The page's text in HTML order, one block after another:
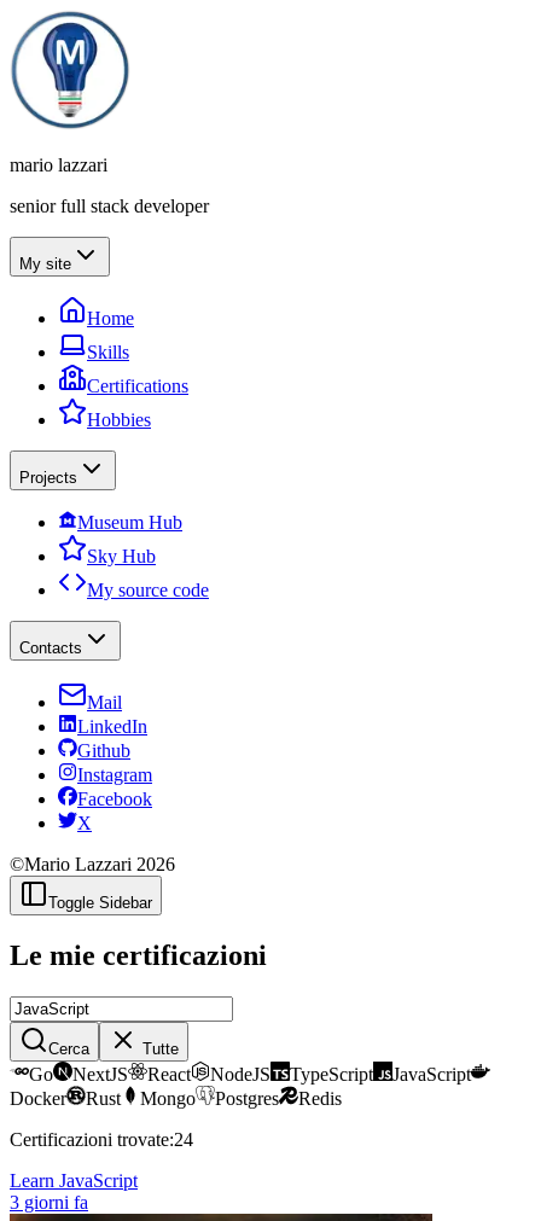
mario lazzari
senior full stack developer
My site
Home
Skills
Certifications
Hobbies
Projects
Museum Hub
Sky Hub
My source code
Contacts
Mail
LinkedIn
Github
Instagram
Facebook
X
©Mario Lazzari 2026
Toggle Sidebar
Le mie certificazioni
Cerca Tutte
Go NextJS React NodeJS TypeScript
JavaScript
Docker
Rust Mongo Postgres
Redis
Certificazioni trovate:24
Learn JavaScript
3 giorni fa